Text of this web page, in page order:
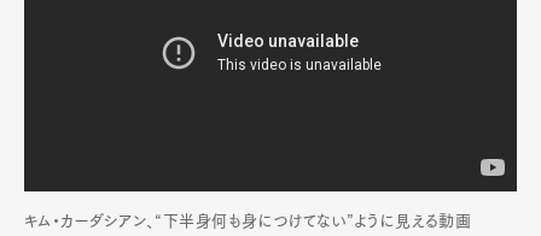
キム・カーダシアン、“下半身何も身につけてない”ように見える動画